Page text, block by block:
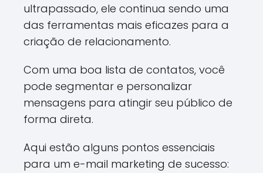
ultrapassado, ele continua sendo uma
das ferramentas mais eficazes para a
criação de relacionamento.
Com uma boa lista de contatos, você
pode segmentar e personalizar
mensagens para atingir seu público de
forma direta.
Aqui estão alguns pontos essenciais
para um e-mail marketing de sucesso: